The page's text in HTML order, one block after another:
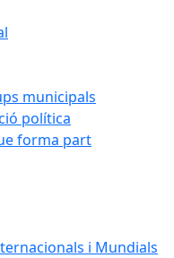
municipals
política
forma part
i Mundials